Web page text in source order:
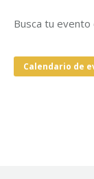
Busca tu
Calendario de